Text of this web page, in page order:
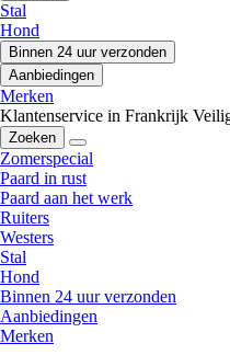
Stal
Hond
Binnen 24 uur verzonden
Aanbiedingen
Merken
Klantenservice in Frankrijk
Zoeken
Zomerspecial
Paard in rust
Paard aan het werk
Ruiters
Westers
Stal
Hond
Binnen 24 uur verzonden
Aanbiedingen
Merken